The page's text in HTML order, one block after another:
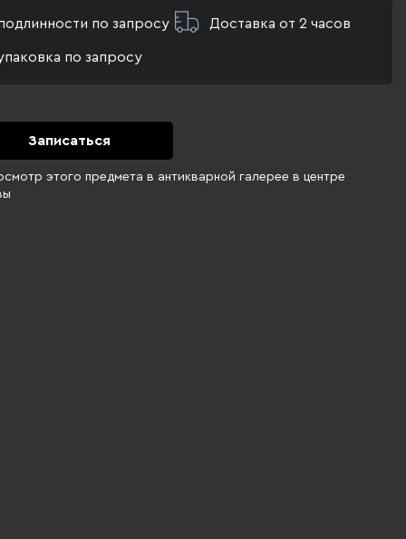
по запросу Доставка от 2 часов
по запросу
Записаться
этого предмета в антикварной галерее в центре